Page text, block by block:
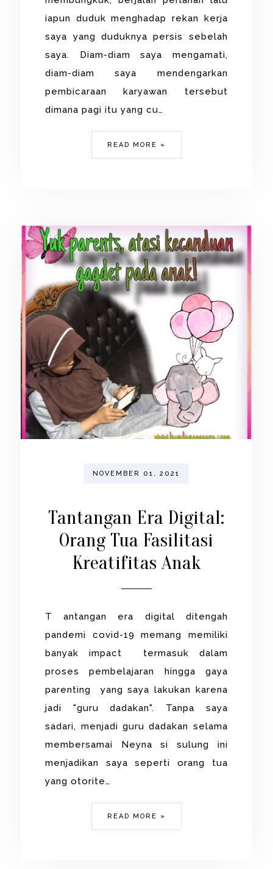
iapun duduk menghadap rekan kerja
saya yang duduknya persis sebelah
saya. Diam-diam saya mengamati,
diam-diam saya mendengarkan
pembicaraan karyawan tersebut
dimana pagi itu yang cu…
READ MORE »
NOVEMBER 01, 2021
Tantangan Era Digital:
Orang Tua Fasilitasi
Kreatifitas Anak
T antangan era digital ditengah
pandemi covid-19 memang memiliki
banyak impact termasuk dalam
proses pembelajaran hingga gaya
parenting yang saya lakukan karena
jadi "guru dadakan". Tanpa saya
sadari, menjadi guru dadakan selama
membersamai Neyna si sulung ini
menjadikan saya seperti orang tua
yang otorite…
READ MORE »